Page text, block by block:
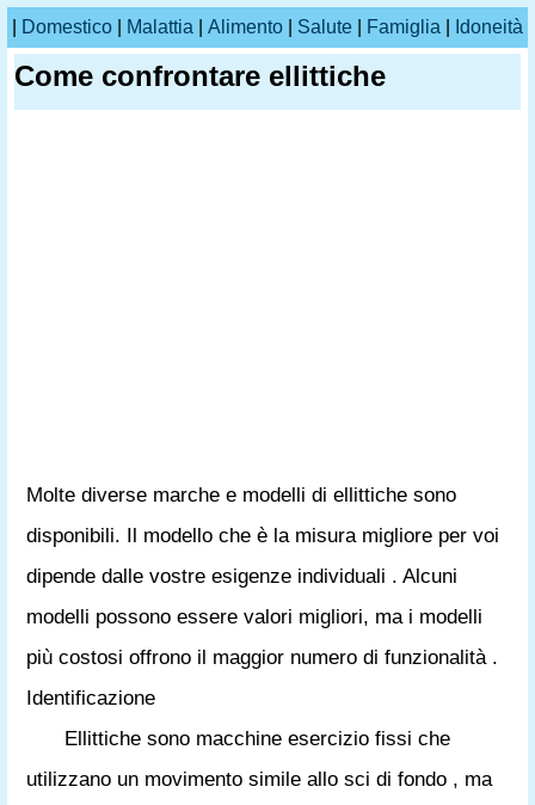
Domestico Malattia Alimento Salute Famiglia Idoneità
Come confrontare ellittiche
Molte diverse marche e modelli di ellittiche sono
disponibili. Il modello che è la misura migliore per voi
dipende dalle vostre esigenze individuali . Alcuni
modelli possono essere valori migliori, ma i modelli
più costosi offrono il maggior numero di funzionalità .
Identificazione
Ellittiche sono macchine esercizio fissi che
utilizzano un movimento simile allo sci di fondo , ma